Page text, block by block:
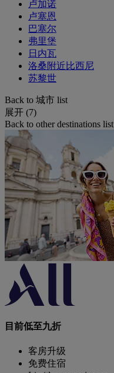
卢加诺
卢塞恩
巴塞尔
弗里堡
日内瓦
洛桑附近比西尼
苏黎世
Back to 城市 list
展开 (7)
Back to other destinations list
目前低至九折
客房升级
免费住宿